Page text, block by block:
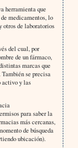
herramienta que
medicamentos, lo
otros de laboratorios
del cual, por
de un fármaco,
marcas que
se precisa
activo y las
para saber la
más cercanas,
de búsqueda
ubicación).